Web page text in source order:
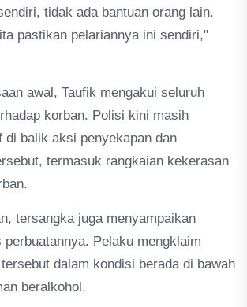
tidak ada bantuan orang lain.
pastikan pelariannya ini sendiri,"
awal, Taufik mengakui seluruh
korban. Polisi kini masih
di balik aksi penyekapan dan
termasuk rangkaian kekerasan
tersangka juga menyampaikan
perbuatannya. Pelaku mengklaim
dalam kondisi berada di bawah
beralkohol.